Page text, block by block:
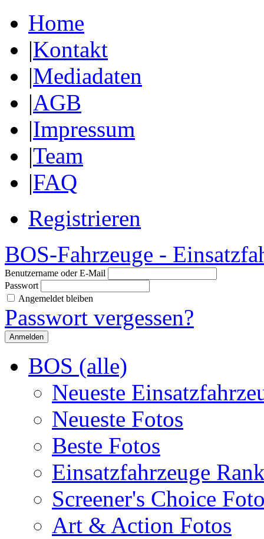
Home
|Kontakt
|Mediadaten
|AGB
|Impressum
|Team
|FAQ
Registrieren
BOS-Fahrzeuge -
Benutzername oder E-Mail
Passwort
Angemeldet bleiben
Passwort vergessen?
BOS (alle)
Neueste
Neueste Fotos
Beste Fotos
Einsatzfahrzeuge
Screener's Choice
Art & Action Fotos